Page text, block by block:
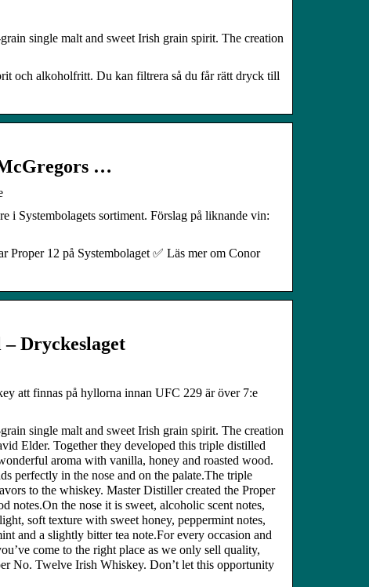
single malt and sweet Irish grain spirit. The creation
och alkoholfritt. Du kan filtrera så du får rätt dryck till
…
Systembolagets sortiment. Förslag på liknande vin:
Proper 12 på Systembolaget ✅ Läs mer om Conor
Dryckeslaget
att finnas på hyllorna innan UFC 229 är över 7:e
single malt and sweet Irish grain spirit. The creation
Elder. Together they developed this triple distilled
aroma with vanilla, honey and roasted wood.
perfectly in the nose and on the palate.The triple
to the whiskey. Master Distiller created the Proper
notes.On the nose it is sweet, alcoholic scent notes,
soft texture with sweet honey, peppermint notes,
and a slightly bitter tea note.For every occasion and
come to the right place as we only sell quality,
No. Twelve Irish Whiskey. Don’t let this opportunity